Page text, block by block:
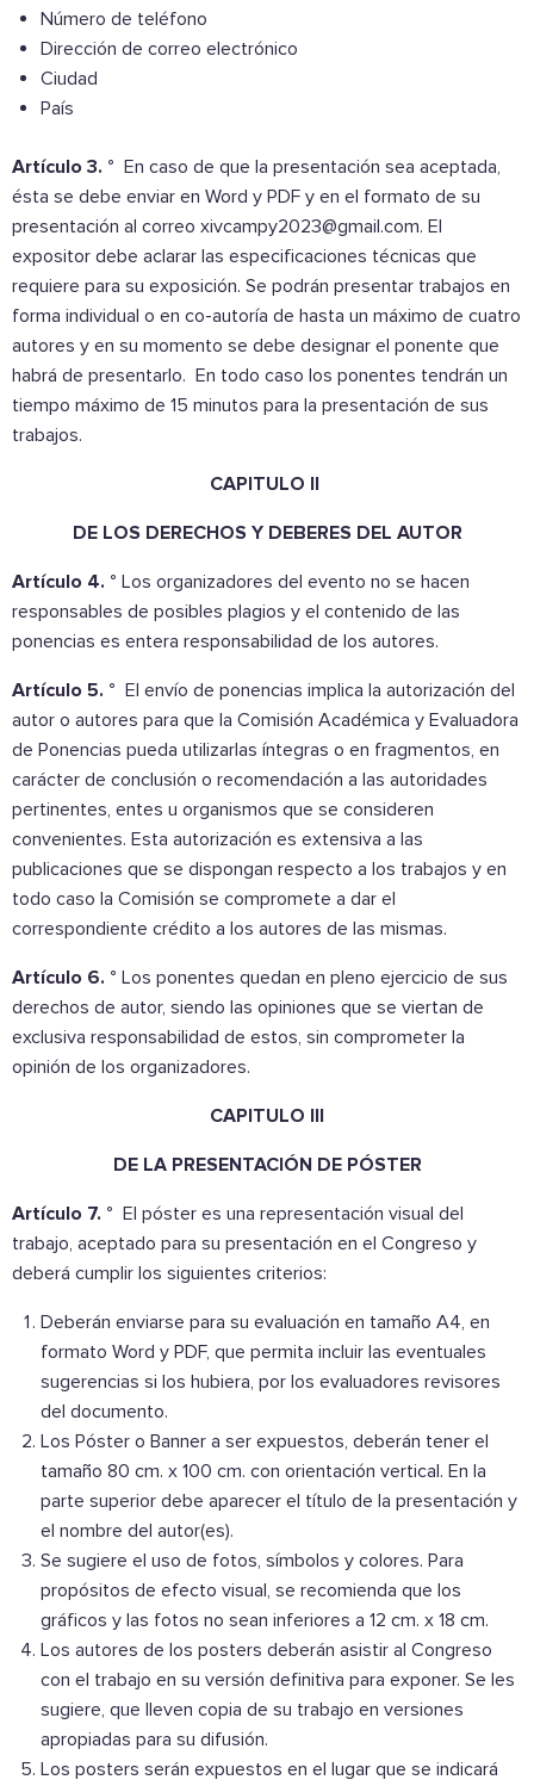
Número de teléfono
Dirección de correo electrónico
Ciudad
País
Artículo 3. ° En caso de que la presentación sea aceptada,
ésta se debe enviar en Word y PDF y en el formato de su
presentación al correo xivcampy2023@gmail.com. El
expositor debe aclarar las especificaciones técnicas que
requiere para su exposición. Se podrán presentar trabajos en
forma individual o en co-autoría de hasta un máximo de cuatro
autores y en su momento se debe designar el ponente que
habrá de presentarlo. En todo caso los ponentes tendrán un
tiempo máximo de 15 minutos para la presentación de sus
trabajos.
CAPITULO II
DE LOS DERECHOS Y DEBERES DEL AUTOR
Artículo 4. ° Los organizadores del evento no se hacen
responsables de posibles plagios y el contenido de las
ponencias es entera responsabilidad de los autores.
Artículo 5. ° El envío de ponencias implica la autorización del
autor o autores para que la Comisión Académica y Evaluadora
de Ponencias pueda utilizarlas íntegras o en fragmentos, en
carácter de conclusión o recomendación a las autoridades
pertinentes, entes u organismos que se consideren
convenientes. Esta autorización es extensiva a las
publicaciones que se dispongan respecto a los trabajos y en
todo caso la Comisión se compromete a dar el
correspondiente crédito a los autores de las mismas.
Artículo 6. ° Los ponentes quedan en pleno ejercicio de sus
derechos de autor, siendo las opiniones que se viertan de
exclusiva responsabilidad de estos, sin comprometer la
opinión de los organizadores.
CAPITULO III
DE LA PRESENTACIÓN DE PÓSTER
Artículo 7. ° El póster es una representación visual del
trabajo, aceptado para su presentación en el Congreso y
deberá cumplir los siguientes criterios:
Deberán enviarse para su evaluación en tamaño A4, en
formato Word y PDF, que permita incluir las eventuales
sugerencias si los hubiera, por los evaluadores revisores
del documento.
Los Póster o Banner a ser expuestos, deberán tener el
tamaño 80 cm. x 100 cm. con orientación vertical. En la
parte superior debe aparecer el título de la presentación y
el nombre del autor(es).
Se sugiere el uso de fotos, símbolos y colores. Para
propósitos de efecto visual, se recomienda que los
gráficos y las fotos no sean inferiores a 12 cm. x 18 cm.
Los autores de los posters deberán asistir al Congreso
con el trabajo en su versión definitiva para exponer. Se les
sugiere, que lleven copia de su trabajo en versiones
apropiadas para su difusión.
Los posters serán expuestos en el lugar que se indicará